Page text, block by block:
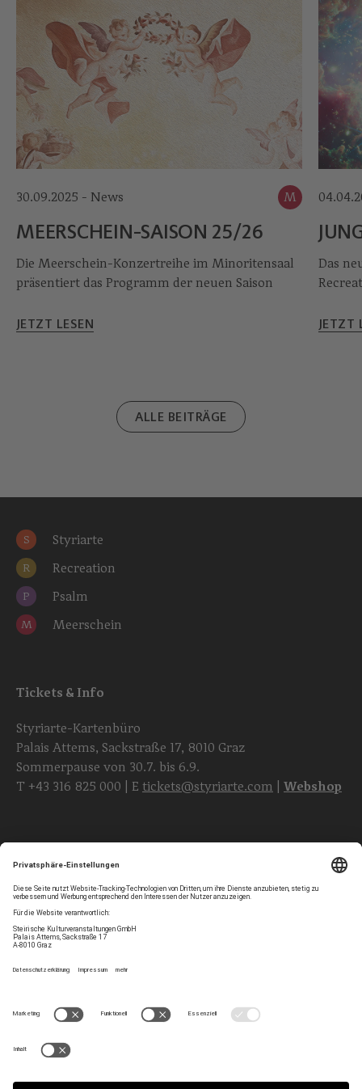
30.09.2025 - News M
MEERSCHEIN-SAISON 25/26
Die Meerschein-Konzertreihe im Minoritensaal
präsentiert das Programm der neuen Saison
JETZT LESEN
Das
JETZT
ALLE BEITRÄGE
S Styriarte
R Recreation
P Psalm
M Meerschein
Tickets & Info
Styriarte-Kartenbüro
Palais Attems, Sackstraße 17, 8010 Graz
Sommerpause von 30.7. bis 6.9.
T +43 316 825 000 | E tickets@styriarte.com Webshop
Newsletter
Kontakt
Team
Impressum
Datenschutz